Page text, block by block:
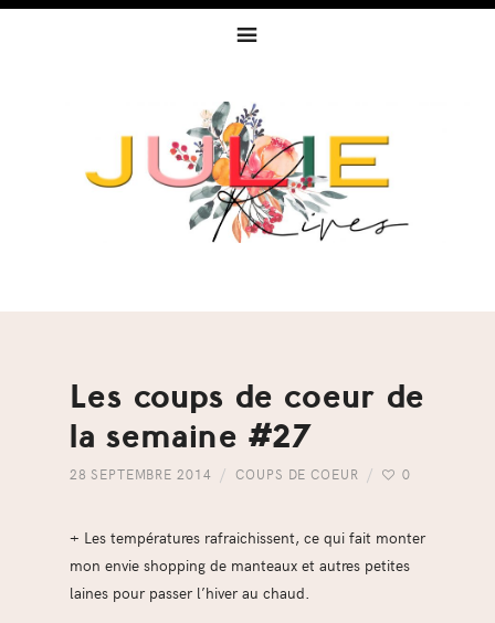
Les coups de coeur de
la semaine #27
28 SEPTEMBRE 2014 COUPS DE COEUR 0
+ Les températures rafraichissent, ce qui fait monter
mon envie shopping de manteaux et autres petites
laines pour passer l’hiver au chaud.